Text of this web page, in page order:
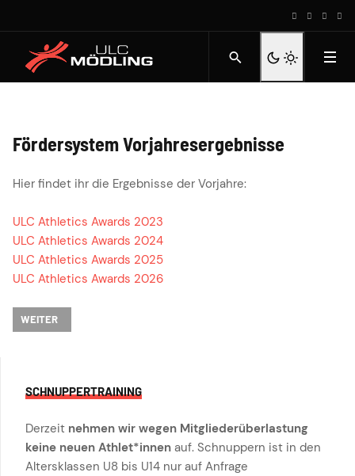
Fördersystem Vorjahresergebnisse
Hier findet ihr die Ergebnisse der Vorjahre:
ULC Athletics Awards 2023
ULC Athletics Awards 2024
ULC Athletics Awards 2025
ULC Athletics Awards 2026
NÄCHSTER BEITRAG: ZWISCHENSTAND AKTUELLES JAHR
WEITER
SCHNUPPERTRAINING
Derzeit nehmen wir wegen Mitgliederüberlastung
keine neuen Athlet*innen auf. Schnuppern ist in den
Altersklassen U8 bis U14 nur auf Anfrage